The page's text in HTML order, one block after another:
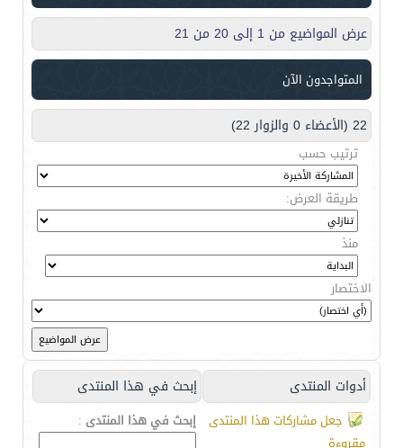
عرض المواضيع من 1 إلى 20 من 21
المتواجدون الآن
22 (الأعضاء 0 والزوار 22)
ترتيب حسب
طريقة العرض:
منذ
الاختصار
أدوات المنتدى إبحث في هذا المنتدى
جعل مشاركات هذا المنتدى
مقروءة
إبحث في هذا المنتدى :